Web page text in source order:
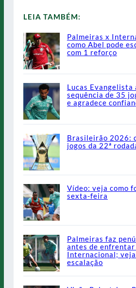
LEIA TAMBÉM:
Palmeiras x
como Abel pode
com 1 reforço
Lucas Evangelista
sequência de 35
e agradece
Brasileirão 2026:
jogos da 22ª
Vídeo: veja como
sexta-feira
Palmeiras faz
antes de enfrentar
Internacional;
escalação